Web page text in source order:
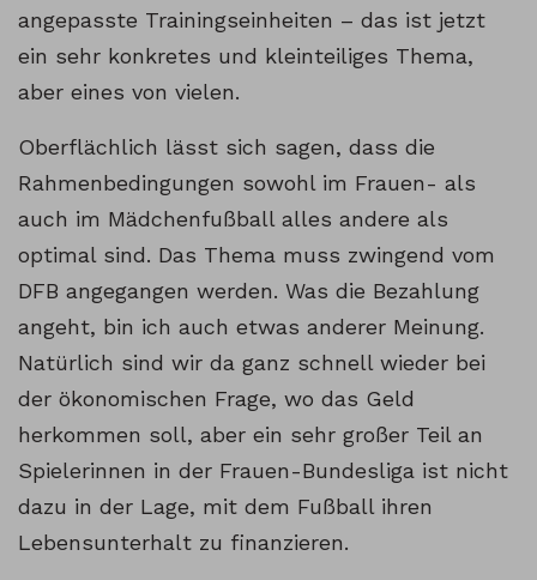
angepasste Trainingseinheiten – das ist jetzt
ein sehr konkretes und kleinteiliges Thema,
aber eines von vielen.
Oberflächlich lässt sich sagen, dass die
Rahmenbedingungen sowohl im Frauen- als
auch im Mädchenfußball alles andere als
optimal sind. Das Thema muss zwingend vom
DFB angegangen werden. Was die Bezahlung
angeht, bin ich auch etwas anderer Meinung.
Natürlich sind wir da ganz schnell wieder bei
der ökonomischen Frage, wo das Geld
herkommen soll, aber ein sehr großer Teil an
Spielerinnen in der Frauen-Bundesliga ist nicht
dazu in der Lage, mit dem Fußball ihren
Lebensunterhalt zu finanzieren.